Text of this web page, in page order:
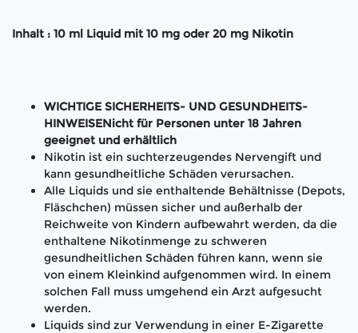
Inhalt : 10 ml Liquid mit 10 mg oder 20 mg Nikotin
WICHTIGE SICHERHEITS- UND GESUNDHEITS-
HINWEISENicht für Personen unter 18 Jahren
geeignet und erhältlich
Nikotin ist ein suchterzeugendes Nervengift und
kann gesundheitliche Schäden verursachen.
Alle Liquids und sie enthaltende Behältnisse (Depots,
Fläschchen) müssen sicher und außerhalb der
Reichweite von Kindern aufbewahrt werden, da die
enthaltene Nikotinmenge zu schweren
gesundheitlichen Schäden führen kann, wenn sie
von einem Kleinkind aufgenommen wird. In einem
solchen Fall muss umgehend ein Arzt aufgesucht
werden.
Liquids sind zur Verwendung in einer E-Zigarette